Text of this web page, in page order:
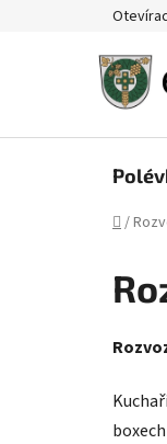
Domů
/